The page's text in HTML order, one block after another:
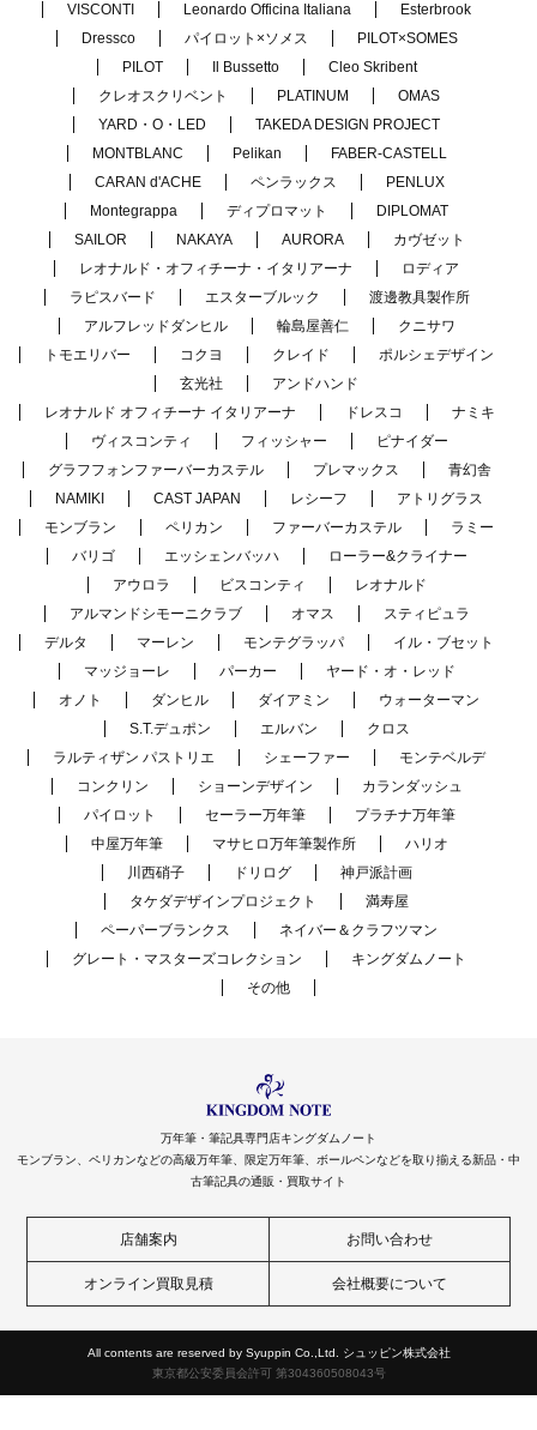
VISCONTI Leonardo Officina Italiana
Esterbrook
Dressco
パイロット×ソメス
PILOT×SOMES
PILOT
Il Bussetto
Cleo Skribent
クレオスクリベント
PLATINUM
OMAS
YARD・O・LED
TAKEDA DESIGN PROJECT
MONTBLANC
Pelikan
FABER-CASTELL
CARAN d'ACHE
ペンラックス
PENLUX
Montegrappa
ディプロマット
DIPLOMAT
SAILOR
NAKAYA AURORA
カヴゼット
レオナルド・オフィチーナ・イタリアーナ
ロディア
ラピスバード
エスターブルック
渡邊教具製作所
アルフレッドダンヒル
輪島屋善仁
クニサワ
トモエリバー
コクヨ クレイド
ポルシェデザイン
玄光社
アンドハンド
レオナルド オフィチーナ イタリアーナ
ドレスコ
ナミキ
ヴィスコンティ
フィッシャー
ピナイダー
グラフフォンファーバーカステル
プレマックス
青幻舎
NAMIKI
CAST JAPAN レシーフ
アトリグラス
モンブラン
ペリカン ファーバーカステル
ラミー
バリゴ
エッシェンバッハ
ローラー&クライナー
アウロラ
ビスコンティ
レオナルド
アルマンドシモーニクラブ
オマス
スティピュラ
デルタ
マーレン モンテグラッパ
イル・ブセット
マッジョーレ
パーカー
ヤード・オ・レッド
オノト
ダンヒル ダイアミン
ウォーターマン
S.T.デュポン
エルバン
クロス
ラルティザン パストリエ
シェーファー
モンテベルデ
コンクリン
ショーンデザイン
カランダッシュ
パイロット
セーラー万年筆
プラチナ万年筆
中屋万年筆
マサヒロ万年筆製作所
ハリオ
川西硝子
ドリログ
神戸派計画
タケダデザインプロジェクト
満寿屋
ペーパーブランクス
ネイバー＆クラフツマン
グレート・マスターズコレクション
キングダムノート
その他
万年筆・筆記具専門店キングダムノート
モンブラン、ペリカンなどの高級万年筆、限定万年筆、ボールペンなどを取り揃える新品・中
古筆記具の通販・買取サイト
店舗案内 お問い合わせ
オンライン買取見積 会社概要について
All contents are reserved by Syuppin Co.,Ltd. シュッピン株式会社
東京都公安委員会許可 第304360508043号